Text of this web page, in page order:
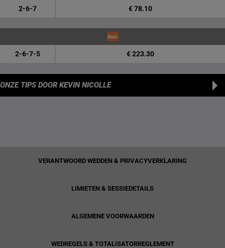
2-6-7 € 78.10
2-6-7-5 € 223.30
ONZE TIPS DOOR KEVIN NICOLLE
VERANTWOORD WEDDEN & PRIVACYVERKLARING
LIMIETEN & SESSIEDETAILS
ALGEMENE VOORWAARDEN
WEDREGELS & TOTALISATORREGLEMENT